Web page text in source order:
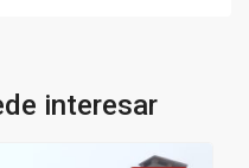
interesar